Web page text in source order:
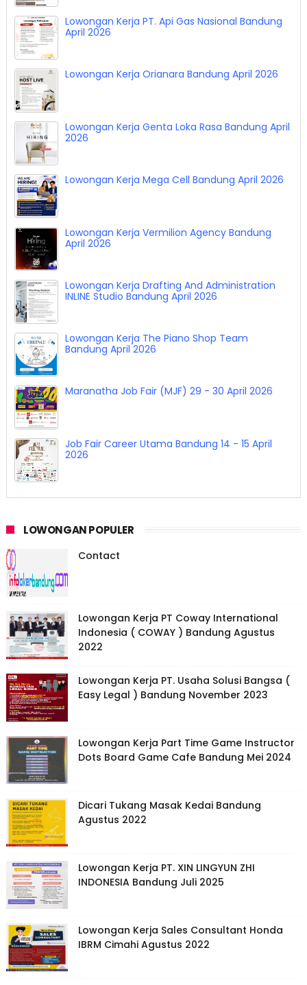
Lowongan Kerja Sudut Pandang Lembang
Bandung April 2026
Lowongan Kerja PT. Api Gas Nasional Bandung
Lowongan Kerja Orianara Bandung April 2026
Lowongan Kerja Genta Loka Rasa Bandung April
Lowongan Kerja Mega Cell Bandung April 2026
Lowongan Kerja Vermilion Agency Bandung
April 2026
Lowongan Kerja Drafting And Administration
INLINE Studio Bandung April 2026
Lowongan Kerja The Piano Shop Team
Maranatha Job Fair (MJF) 29 - 30 April 2026
LOWONGAN POPULER
Contact
Lowongan Kerja PT Coway International
Indonesia ( COWAY ) Bandung Agustus
2022
Lowongan Kerja PT. Usaha Solusi Bangsa (
Easy Legal ) Bandung November 2023
Lowongan Kerja Part Time Game Instructor
Dots Board Game Cafe Bandung Mei 2024
Dicari Tukang Masak Kedai Bandung
Agustus 2022
Lowongan Kerja PT. XIN LINGYUN ZHI
INDONESIA Bandung Juli 2025
Lowongan Kerja Sales Consultant Honda
IBRM Cimahi Agustus 2022